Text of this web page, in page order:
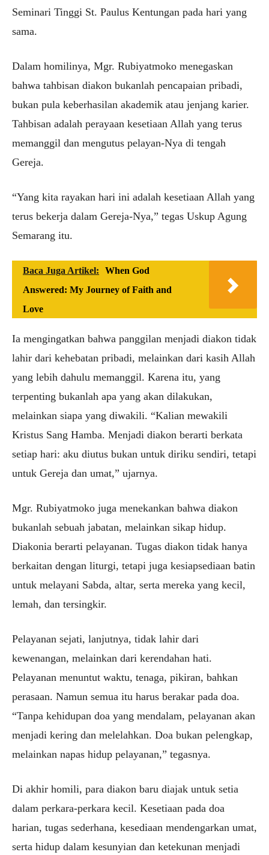
Seminari Tinggi St. Paulus Kentungan pada hari yang
sama.
Dalam homilinya, Mgr. Rubiyatmoko menegaskan
bahwa tahbisan diakon bukanlah pencapaian pribadi,
bukan pula keberhasilan akademik atau jenjang karier.
Tahbisan adalah perayaan kesetiaan Allah yang terus
memanggil dan mengutus pelayan-Nya di tengah
Gereja.
“Yang kita rayakan hari ini adalah kesetiaan Allah yang
terus bekerja dalam Gereja-Nya,” tegas Uskup Agung
Semarang itu.
Baca Juga Artikel:
When God
Answered: My Journey of Faith and
Love
Ia mengingatkan bahwa panggilan menjadi diakon tidak
lahir dari kehebatan pribadi, melainkan dari kasih Allah
yang lebih dahulu memanggil. Karena itu, yang
terpenting bukanlah apa yang akan dilakukan,
melainkan siapa yang diwakili. “Kalian mewakili
Kristus Sang Hamba. Menjadi diakon berarti berkata
setiap hari: aku diutus bukan untuk diriku sendiri, tetapi
untuk Gereja dan umat,” ujarnya.
Mgr. Rubiyatmoko juga menekankan bahwa diakon
bukanlah sebuah jabatan, melainkan sikap hidup.
Diakonia berarti pelayanan. Tugas diakon tidak hanya
berkaitan dengan liturgi, tetapi juga kesiapsediaan batin
untuk melayani Sabda, altar, serta mereka yang kecil,
lemah, dan tersingkir.
Pelayanan sejati, lanjutnya, tidak lahir dari
kewenangan, melainkan dari kerendahan hati.
Pelayanan menuntut waktu, tenaga, pikiran, bahkan
perasaan. Namun semua itu harus berakar pada doa.
“Tanpa kehidupan doa yang mendalam, pelayanan akan
menjadi kering dan melelahkan. Doa bukan pelengkap,
melainkan napas hidup pelayanan,” tegasnya.
Di akhir homili, para diakon baru diajak untuk setia
dalam perkara-perkara kecil. Kesetiaan pada doa
harian, tugas sederhana, kesediaan mendengarkan umat,
serta hidup dalam kesunyian dan ketekunan menjadi